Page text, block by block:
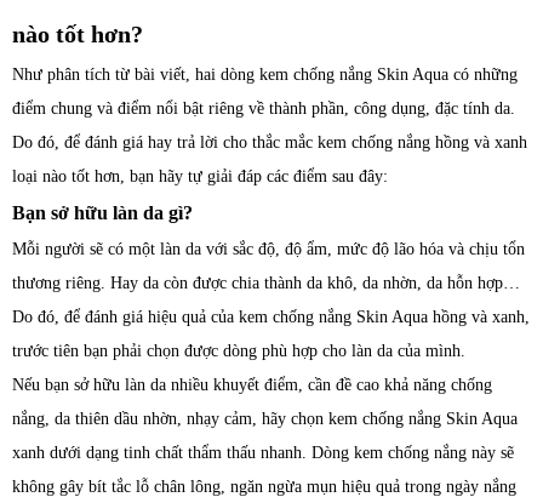
nào tốt hơn?
Như phân tích từ bài viết, hai dòng kem chống nắng Skin Aqua có những
điểm chung và điểm nổi bật riêng về thành phần, công dụng, đặc tính da.
Do đó, để đánh giá hay trả lời cho thắc mắc kem chống nắng hồng và xanh
loại nào tốt hơn, bạn hãy tự giải đáp các điểm sau đây:
Bạn sở hữu làn da gì?
Mỗi người sẽ có một làn da với sắc độ, độ ẩm, mức độ lão hóa và chịu tổn
thương riêng. Hay da còn được chia thành da khô, da nhờn, da hỗn hợp…
Do đó, để đánh giá hiệu quả của kem chống nắng Skin Aqua hồng và xanh,
trước tiên bạn phải chọn được dòng phù hợp cho làn da của mình.
Nếu bạn sở hữu làn da nhiều khuyết điểm, cần đề cao khả năng chống
nắng, da thiên dầu nhờn, nhạy cảm, hãy chọn kem chống nắng Skin Aqua
xanh dưới dạng tinh chất thẩm thấu nhanh. Dòng kem chống nắng này sẽ
không gây bít tắc lỗ chân lông, ngăn ngừa mụn hiệu quả trong ngày nắng